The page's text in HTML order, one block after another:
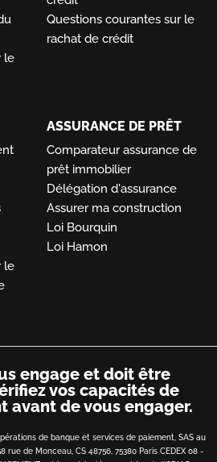
le
Questions courantes sur le
rachat de crédit
le
ASSURANCE DE PRÊT
Comparateur assurance de
prêt immobilier
Délégation d'assurance
Assurer ma construction
Loi Bourquin
Loi Hamon
engage et doit être
vos capacités de
avant de vous engager.
de banque et services de paiement, SAS au
rue de Monceau, CS 48756, 75380 Paris CEDEX 08 -